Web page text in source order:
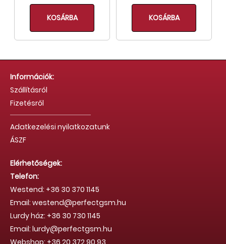
KOSÁRBA KOSÁRBA
Információk:
Szállításról
Fizetésről
Adatkezelési nyilatkozatunk
ÁSZF
Elérhetőségek:
Telefon:
Westend: +36 30 370 1145
Email: westend@perfectgsm.hu
Lurdy ház: +36 30 730 1145
Email: lurdy@perfectgsm.hu
Webshop: +36 20 372 90 93